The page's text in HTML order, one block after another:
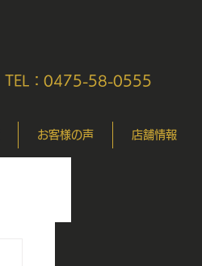
TEL：0475-58-0555
お客様の声 店舗情報